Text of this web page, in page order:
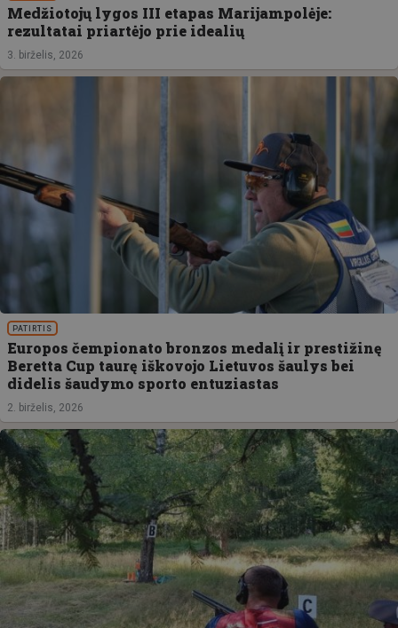
Medžiotojų lygos III etapas Marijampolėje:
rezultatai priartėjo prie idealių
3. birželis, 2026
PATIRTIS
Europos čempionato bronzos medalį ir prestižinę
Beretta Cup taurę iškovojo Lietuvos šaulys bei
didelis šaudymo sporto entuziastas
2. birželis, 2026